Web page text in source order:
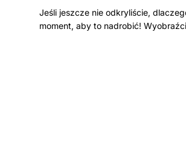
Jeśli jeszcze nie odkryliście,
moment, aby to nadrobić!